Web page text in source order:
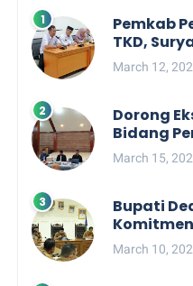
Pemkab
TKD,
Dengan
March 12,
Dorong
Bidang
Barat
March 15,
Bupati
Berpihak
dalam
March 10,